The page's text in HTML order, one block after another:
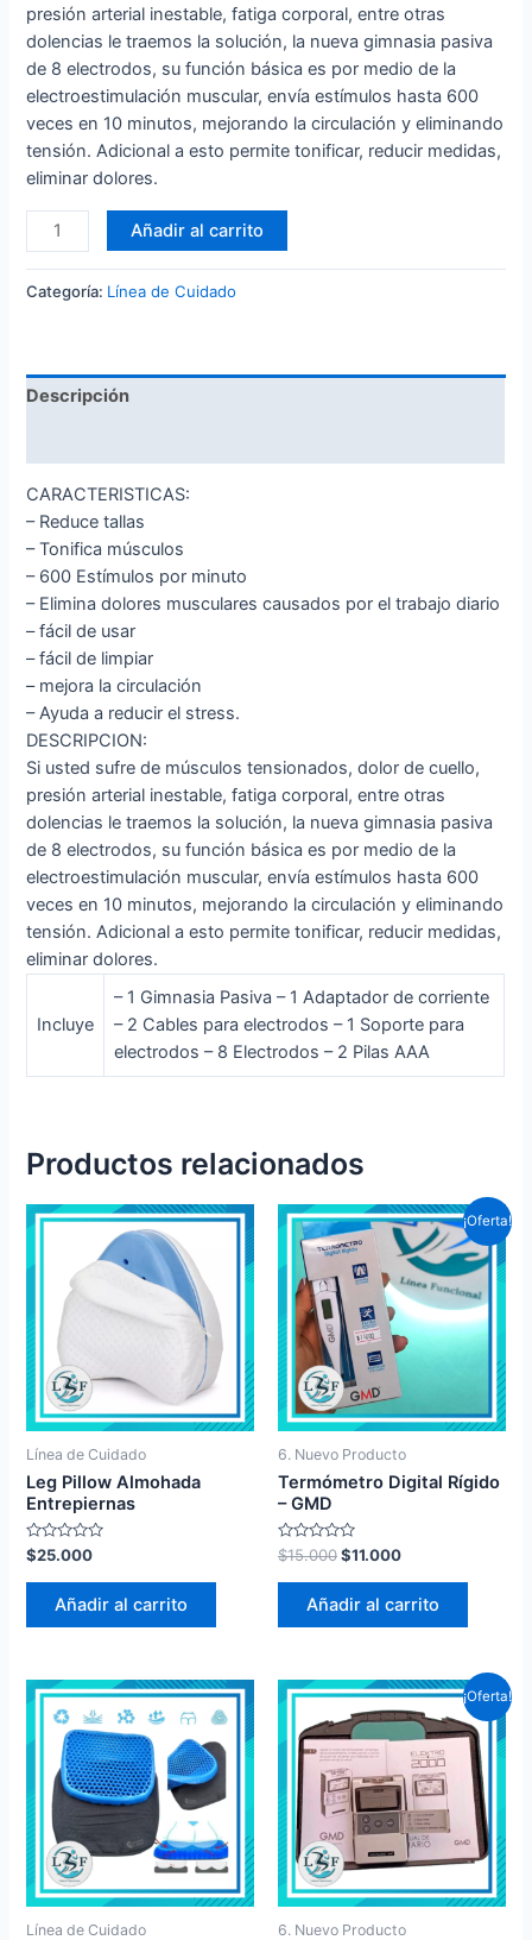
presión arterial inestable, fatiga corporal, entre otras
dolencias le traemos la solución, la nueva gimnasia pasiva
de 8 electrodos, su función básica es por medio de la
electroestimulación muscular, envía estímulos hasta 600
veces en 10 minutos, mejorando la circulación y eliminando
tensión. Adicional a esto permite tonificar, reducir medidas,
eliminar dolores.
Añadir al carrito
Categoría: Línea de Cuidado
Descripción
CARACTERISTICAS:
– Reduce tallas
– Tonifica músculos
– 600 Estímulos por minuto
– Elimina dolores musculares causados por el trabajo diario
– fácil de usar
– fácil de limpiar
– mejora la circulación
– Ayuda a reducir el stress.
DESCRIPCION:
Si usted sufre de músculos tensionados, dolor de cuello,
presión arterial inestable, fatiga corporal, entre otras
dolencias le traemos la solución, la nueva gimnasia pasiva
de 8 electrodos, su función básica es por medio de la
electroestimulación muscular, envía estímulos hasta 600
veces en 10 minutos, mejorando la circulación y eliminando
tensión. Adicional a esto permite tonificar, reducir medidas,
eliminar dolores.
Incluye
– 1 Gimnasia Pasiva – 1 Adaptador de corriente
– 2 Cables para electrodos – 1 Soporte para
electrodos – 8 Electrodos – 2 Pilas AAA
Productos relacionados
Línea de Cuidado
Leg Pillow Almohada
Entrepiernas
Valorado
en
0
$25.000
Añadir al carrito
¡Oferta!
6. Nuevo Producto
Termómetro Digital Rígido
– GMD
Valorado
en
0
$15.000$11.000
Añadir al carrito
Línea de Cuidado
¡Oferta!
6. Nuevo Producto